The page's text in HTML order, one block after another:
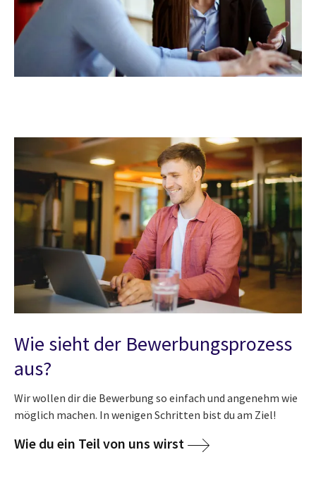
Wie sieht der Bewerbungsprozess
aus?
Wir wollen dir die Bewerbung so einfach und angenehm wie
möglich machen. In wenigen Schritten bist du am Ziel!
Wie du ein Teil von uns wirst